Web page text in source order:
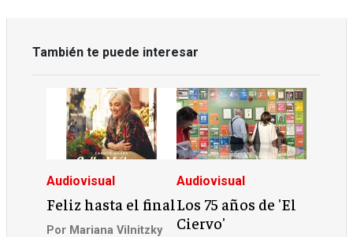
También te puede interesar
Audiovisual
Feliz hasta el final
Por Mariana Vilnitzky
Audiovisual
Los 75 años de 'El
Ciervo'